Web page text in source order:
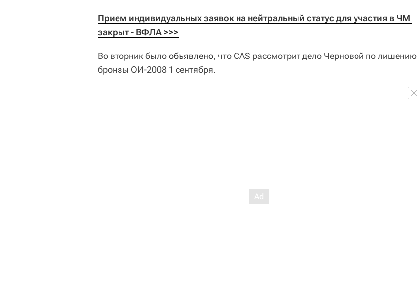
Прием индивидуальных заявок на нейтральный статус для участия в ЧМ
закрыт - ВФЛА >>>
Во вторник былообъявлено, что CAS рассмотрит дело Черновой по лишению
бронзы ОИ-2008 1 сентября.